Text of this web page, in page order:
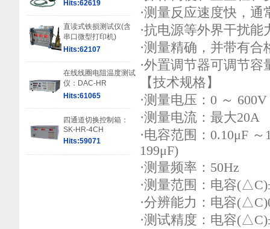
Hits:62619
直读式铁损测试仪(含
串口微型打印机)
Hits:62107
在线线圈电阻温度测试
仪：DAC-HR
Hits:61065
四通道切换控制箱：
SK-HR-4CH
Hits:59071
·测量反应速度快，
·抗电源等外界干扰能
·测量精确，并带有
·外置调节器可调节
【技术规格】
·测量电压：0 ～
·测量电流：最大20A
·电容范围：0.10μF
199μF)
·测量频率：50Hz
·测量范围：电容
·分辨能力：电容
·测试精度：电容